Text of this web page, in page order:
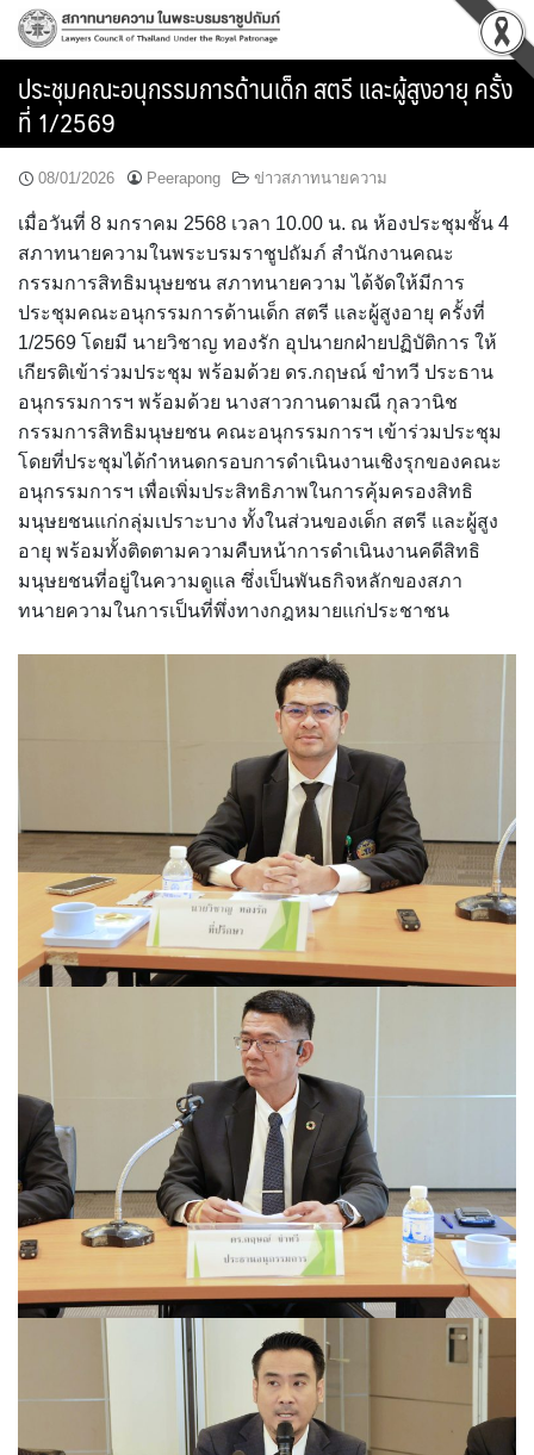
Skip
ประชุมคณะอนุกรรมการด้านเด็ก สตรี และผู้สูงอายุ ครั้ง
ที่ 1/2569
08/01/2026 Peerapong ข่าวสภาทนายความ
เมื่อวันที่ 8 มกราคม 2568 เวลา 10.00 น. ณ ห้องประชุมชั้น 4
สภาทนายความในพระบรมราชูปถัมภ์ สำนักงานคณะ
กรรมการสิทธิมนุษยชน สภาทนายความ ได้จัดให้มีการ
ประชุมคณะอนุกรรมการด้านเด็ก สตรี และผู้สูงอายุ ครั้งที่
1/2569 โดยมี นายวิชาญ ทองรัก อุปนายกฝ่ายปฏิบัติการ ให้
เกียรติเข้าร่วมประชุม พร้อมด้วย ดร.กฤษณ์ ขำทวี ประธาน
อนุกรรมการฯ พร้อมด้วย นางสาวกานดามณี กุลวานิช
กรรมการสิทธิมนุษยชน คณะอนุกรรมการฯ เข้าร่วมประชุม
โดยที่ประชุมได้กำหนดกรอบการดำเนินงานเชิงรุกของคณะ
อนุกรรมการฯ เพื่อเพิ่มประสิทธิภาพในการคุ้มครองสิทธิ
มนุษยชนแก่กลุ่มเปราะบาง ทั้งในส่วนของเด็ก สตรี และผู้สูง
อายุ พร้อมทั้งติดตามความคืบหน้าการดำเนินงานคดีสิทธิ
มนุษยชนที่อยู่ในความดูแล ซึ่งเป็นพันธกิจหลักของสภา
ทนายความในการเป็นที่พึ่งทางกฎหมายแก่ประชาชน